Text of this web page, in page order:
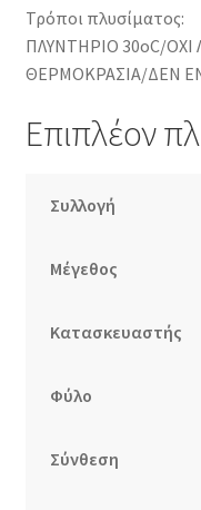
Τρόποι πλυσίματος:
ΠΛΥΝΤΗΡΙΟ 30οC/
ΘΕΡΜΟΚΡΑΣΙΑ/ΔΕΝ
Επιπλέον
Συλλογή
Μέγεθος
Κατασκευαστής
Φύλο
Σύνθεση